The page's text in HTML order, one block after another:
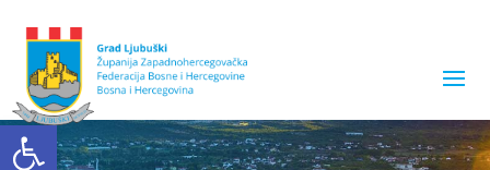
Open toolbar